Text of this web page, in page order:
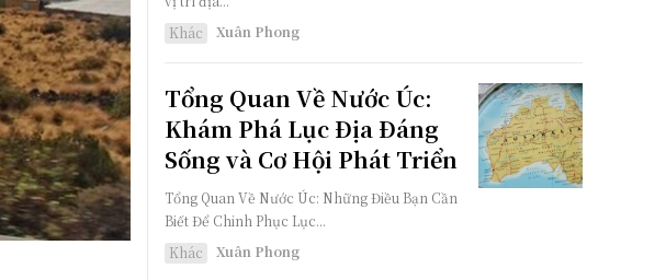
Khác
Xuân Phong
Tổng Quan Về Nước Úc:
Khám Phá Lục Địa Đáng
Sống và Cơ Hội Phát Triển
Tổng Quan Về Nước Úc: Những Điều Bạn Cần
Biết Để Chinh Phục Lục...
Khác
Xuân Phong